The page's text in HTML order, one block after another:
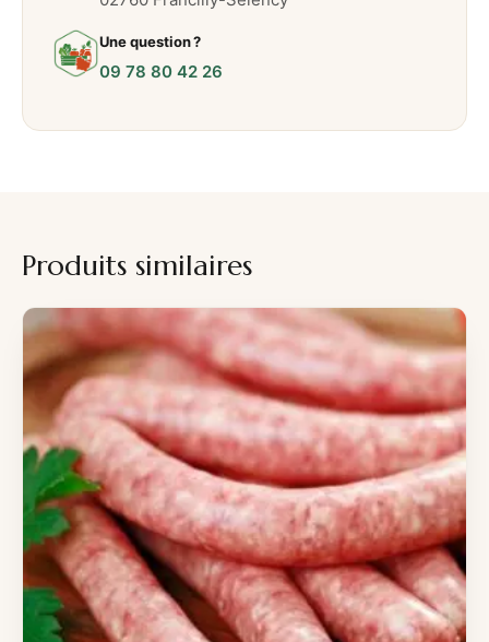
Une question ?
09 78 80 42 26
Produits similaires